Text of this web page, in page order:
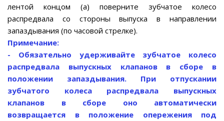
лентой концом (а) поверните зубчатое колесо
распредвала со стороны выпуска в направлении
запаздывания (по часовой стрелке).
Примечание:
- Обязательно удерживайте зубчатое колесо
распредвала выпускных клапанов в сборе в
положении запаздывания. При отпускании
зубчатого колеса распредвала выпускных
клапанов в сборе оно автоматически
возвращается в положение опережения под